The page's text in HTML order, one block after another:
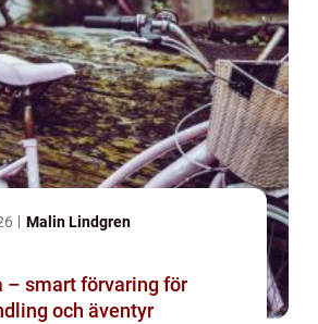
Malin Lindgren
– smart förvaring för
och äventyr